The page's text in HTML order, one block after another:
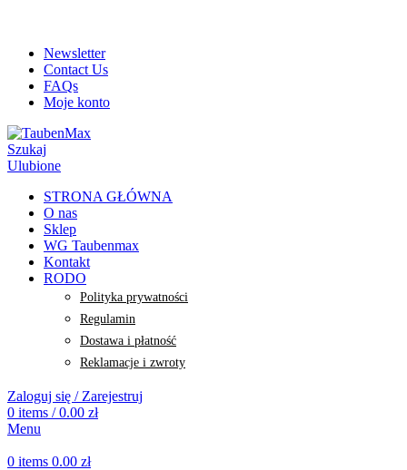
Newsletter
Contact Us
FAQs
Moje konto
Szukaj
Ulubione
STRONA GŁÓWNA
O nas
Sklep
WG Taubenmax
Kontakt
RODO
Polityka prywatności
Regulamin
Dostawa i płatność
Reklamacje i zwroty
Zaloguj się / Zarejestruj
0 items / 0.00 zł
Menu
0 items 0.00 zł